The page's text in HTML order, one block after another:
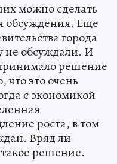
можно сделать
обсуждения. Еще
города
не обсуждали. И
решение
что это очень
с экономикой
роста, в том
Вряд ли
решение.